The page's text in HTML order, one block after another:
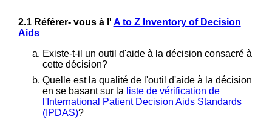
2.1 Référer- vous à l' A to Z Inventory of Decision
Aids
Existe-t-il un outil d'aide à la décision consacré à
cette décision?
Quelle est la qualité de l'outil d'aide à la décision
en se basant sur la liste de vérification de
l'International Patient Decision Aids Standards
(IPDAS)?